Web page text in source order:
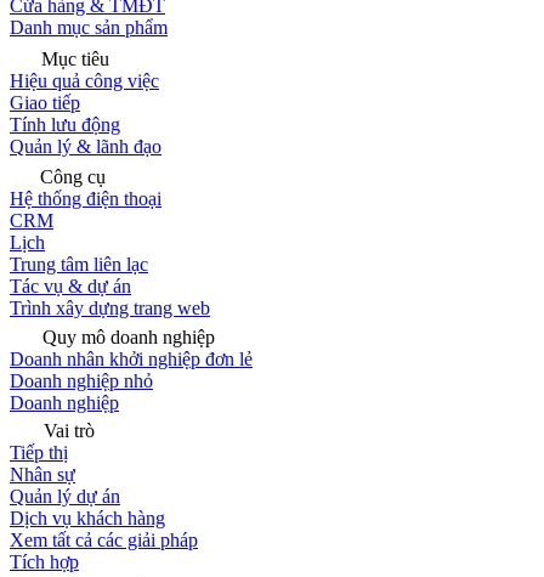
Cửa hàng & TMĐT
Danh mục sản phẩm
Mục tiêu
Hiệu quả công việc
Giao tiếp
Tính lưu động
Quản lý & lãnh đạo
Công cụ
Hệ thống điện thoại
CRM
Lịch
Trung tâm liên lạc
Tác vụ & dự án
Trình xây dựng trang web
Quy mô doanh nghiệp
Doanh nhân khởi nghiệp đơn lẻ
Doanh nghiệp nhỏ
Doanh nghiệp
Vai trò
Tiếp thị
Nhân sự
Quản lý dự án
Dịch vụ khách hàng
Xem tất cả các giải pháp
Tích hợp